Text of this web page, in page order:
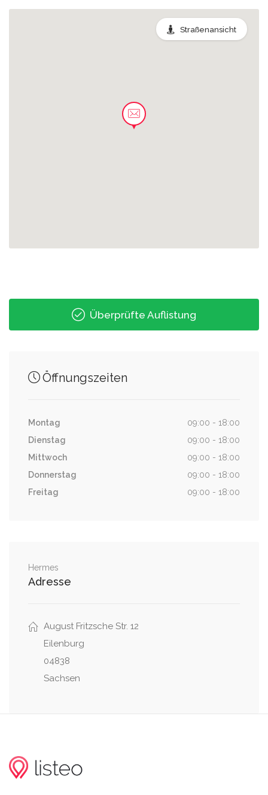
0.10 km
Straßenansicht
Überprüfte Auflistung
Öffnungszeiten
Montag
09:00 - 18:00
Dienstag
09:00 - 18:00
Mittwoch
09:00 - 18:00
Donnerstag
09:00 - 18:00
Freitag
09:00 - 18:00
Hermes
Adresse
August Fritzsche Str. 12
Eilenburg
04838
Sachsen